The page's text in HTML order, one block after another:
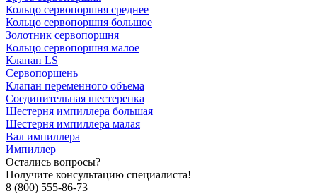
Кольцо сервопоршня среднее
Кольцо сервопоршня большое
Золотник сервопоршня
Кольцо сервопоршня малое
Клапан LS
Сервопоршень
Клапан переменного объема
Соединительная шестеренка
Шестерня импиллера большая
Шестерня импиллера малая
Вал импиллера
Импиллер
Остались вопросы?
Получите консультацию специалиста!
8 (800) 555-86-73